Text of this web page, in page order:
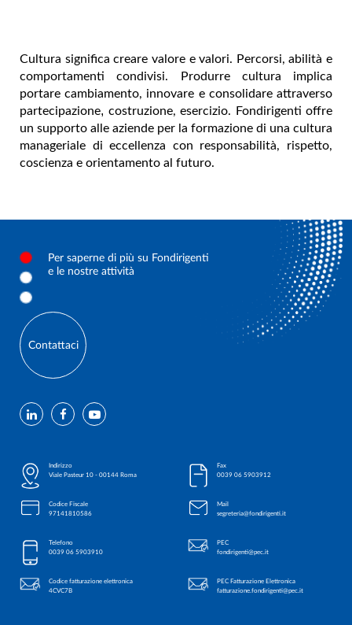
Cultura significa creare valore e valori. Percorsi, abilità e
comportamenti condivisi. Produrre cultura implica
portare cambiamento, innovare e consolidare attraverso
partecipazione, costruzione, esercizio. Fondirigenti offre
un supporto alle aziende per la formazione di una cultura
manageriale di eccellenza con responsabilità, rispetto,
coscienza e orientamento al futuro.
Per saperne di più su Fondirigenti
e le nostre attività
Contattaci
Indirizzo
Viale Pasteur 10 - 00144 Roma
Codice Fiscale
97141810586
Telefono
0039 06 5903910
Codice fatturazione elettronica
4CVC7B
Fax
0039 06 5903912
Mail
segreteria@fondirigenti.it
PEC
fondirigenti@pec.it
PEC Fatturazione Elettronica
fatturazione.fondirigenti@pec.it